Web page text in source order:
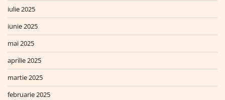
iulie 2025
iunie 2025
mai 2025
aprilie 2025
martie 2025
februarie 2025